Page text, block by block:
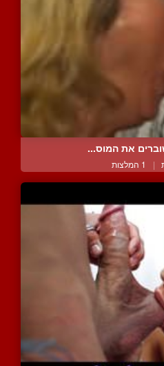
את המוס...
| 1 המלצות